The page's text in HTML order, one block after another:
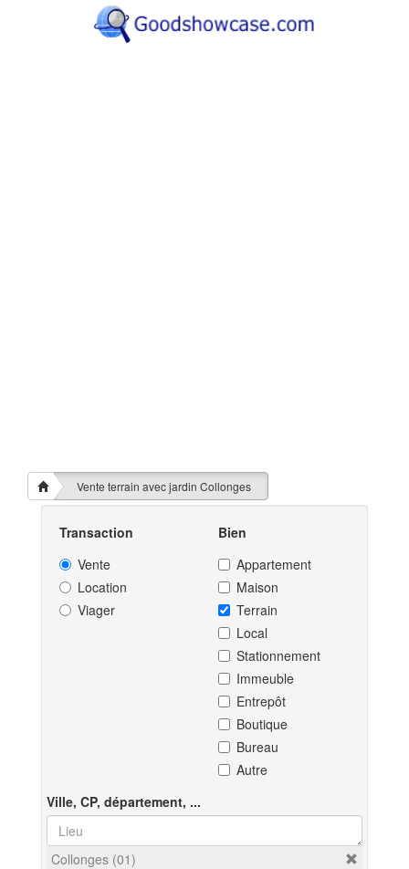
Vente terrain avec jardin Collonges
Transaction
Vente
Location
Viager
Bien
Appartement
Maison
Terrain
Local
Stationnement
Immeuble
Entrepôt
Boutique
Bureau
Autre
Ville, CP, département, ...
Collonges (01)